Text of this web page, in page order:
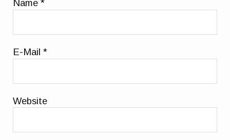
Name*
E-Mail*
Website